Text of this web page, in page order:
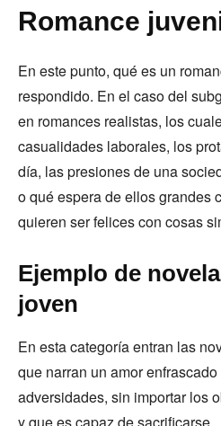
Romance
En este punto, qué es un
respondido. En el caso del
en romances realistas, los
casualidades laborales, los
día, las presiones de una
o qué espera de ellos grandes
quieren ser felices con cosas
Ejemplo de
joven
En esta categoría entran las
que narran un amor
adversidades, sin importar los